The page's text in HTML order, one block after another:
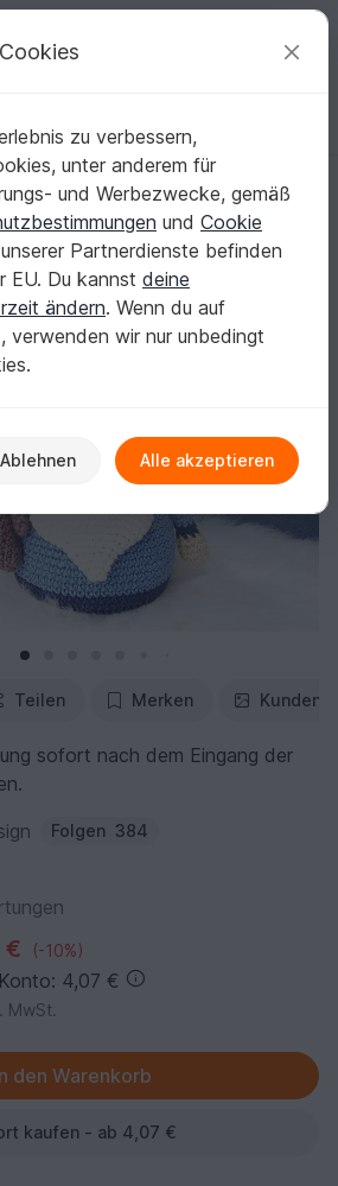
Ideen
(EUR) einloggen Kostenlos registrieren
Amigurumi Wichtel
– Häkelanleitung Gnom
– Häkelanleitung
Teilen Merken
sofort nach dem Eingang der
Folgen 384
€ (-10%)
4,07 €
MwSt.
kaufen - ab 4,07 €
zu verbessern,
unter anderem für
und Werbezwecke, gemäß
und Cookie
Partnerdienste befinden
EU. Du kannst deine
ändern. Wenn du auf
verwenden wir nur unbedingt
Ablehnen Alle akzeptieren